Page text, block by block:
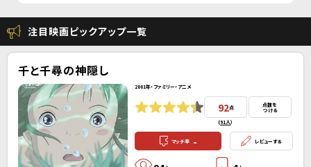
注目映画ピックアップ一覧
千と千尋の神隠し
2001年・ファミリー・アニメ
92点
(91人）
点数を
つける
マッチ率 - レビューする